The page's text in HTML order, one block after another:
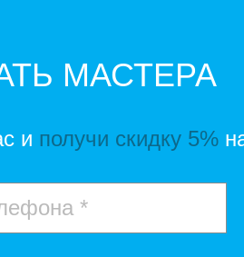
МАСТЕРА
и получи скидку 5%